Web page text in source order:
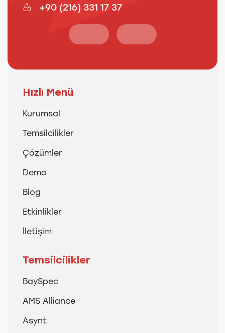
+90 (216) 331 17 37
Hızlı Menü
Kurumsal
Temsilcilikler
Çözümler
Demo
Blog
Etkinlikler
İletişim
Temsilcilikler
BaySpec
AMS Alliance
Asynt